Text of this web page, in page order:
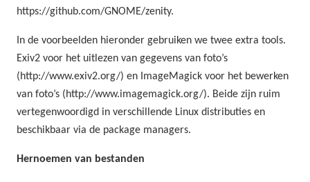
https://github.com/GNOME/zenity.
In de voorbeelden hieronder gebruiken we twee extra tools.
Exiv2 voor het uitlezen van gegevens van foto’s
(http://www.exiv2.org/) en ImageMagick voor het bewerken
van foto’s (http://www.imagemagick.org/). Beide zijn ruim
vertegenwoordigd in verschillende Linux distributies en
beschikbaar via de package managers.
Hernoemen van bestanden